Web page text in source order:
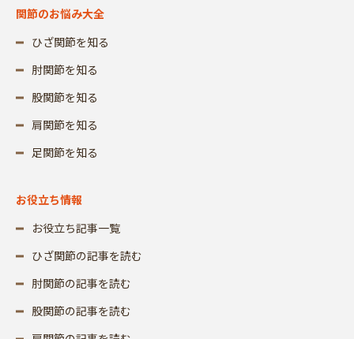
関節のお悩み大全
ひざ関節を知る
肘関節を知る
股関節を知る
肩関節を知る
足関節を知る
お役立ち情報
お役立ち記事一覧
ひざ関節の記事を読む
肘関節の記事を読む
股関節の記事を読む